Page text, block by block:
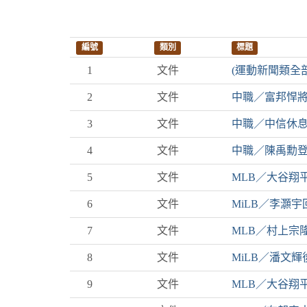
編號 類別 標題
1 文件 (運動新聞類全
2 文件 中職／富邦悍
3 文件 中職／中信休
4 文件 中職／陳禹勳
5 文件 MLB／大谷翔
6 文件 MiLB／李灝宇
7 文件 MLB／村上宗
8 文件 MiLB／潘文輝
9 文件 MLB／大谷翔